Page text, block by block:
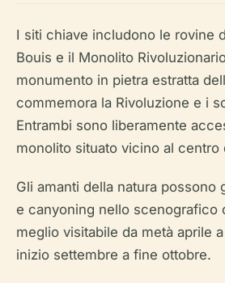
I siti chiave includono le rovine
Bouis e il Monolito
monumento in pietra estratta
commemora la Rivoluzione e i
Entrambi sono liberamente
monolito situato vicino al centro
Gli amanti della natura possono
e canyoning nello scenografico
meglio visitabile da metà aprile
inizio settembre a fine ottobre.